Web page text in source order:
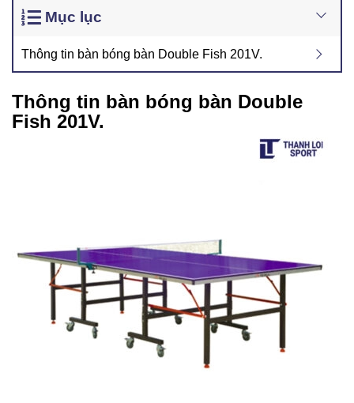
Mục lục
Thông tin bàn bóng bàn Double Fish 201V.
Thông tin bàn bóng bàn Double
Fish 201V.